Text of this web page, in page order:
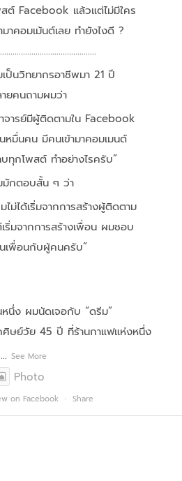
ต์ Facebook แล้วแต่ไม่มีใคร
มาคอมเม้นต์เลย ทำยังไงดี ?
ป็นวิทยากรอาชีพมา 21 ปี
ยคนถามผมว่า
จารย์มีผู้ติดตามใน Facebook
หมื่นคน มีคนเข้ามาคอมเมนต์
ทุกโพสต์ ทำอย่างไรครับ”
มักตอบสั้น ๆ ว่า
ไม่ได้เริ่มจากการสร้างผู้ติดตาม
ริ่มจากการสร้างเพื่อน ผมชอบ
เพื่อนกับผู้คนครับ”
นึ่ง ผมนัดเจอกับ “ดรีม”
ษย์วัย 45 ปี ที่ร้านกาแฟแห่งหนึ่ง
... See More
Photo
on Facebook · Share